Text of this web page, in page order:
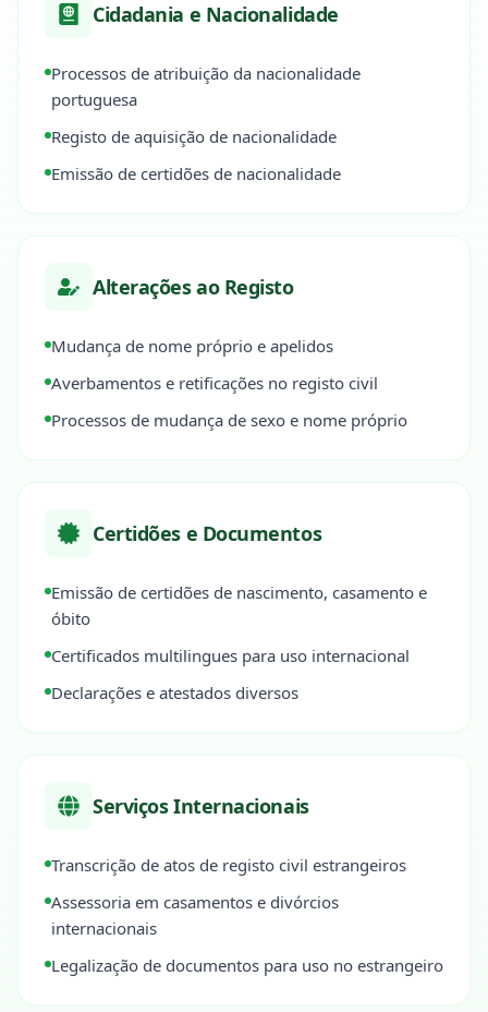
Cidadania e Nacionalidade
Processos de atribuição da nacionalidade
portuguesa
Registo de aquisição de nacionalidade
Emissão de certidões de nacionalidade
Alterações ao Registo
Mudança de nome próprio e apelidos
Averbamentos e retificações no registo civil
Processos de mudança de sexo e nome próprio
Certidões e Documentos
Emissão de certidões de nascimento, casamento e
óbito
Certificados multilingues para uso internacional
Declarações e atestados diversos
Serviços Internacionais
Transcrição de atos de registo civil estrangeiros
Assessoria em casamentos e divórcios
internacionais
Legalização de documentos para uso no estrangeiro